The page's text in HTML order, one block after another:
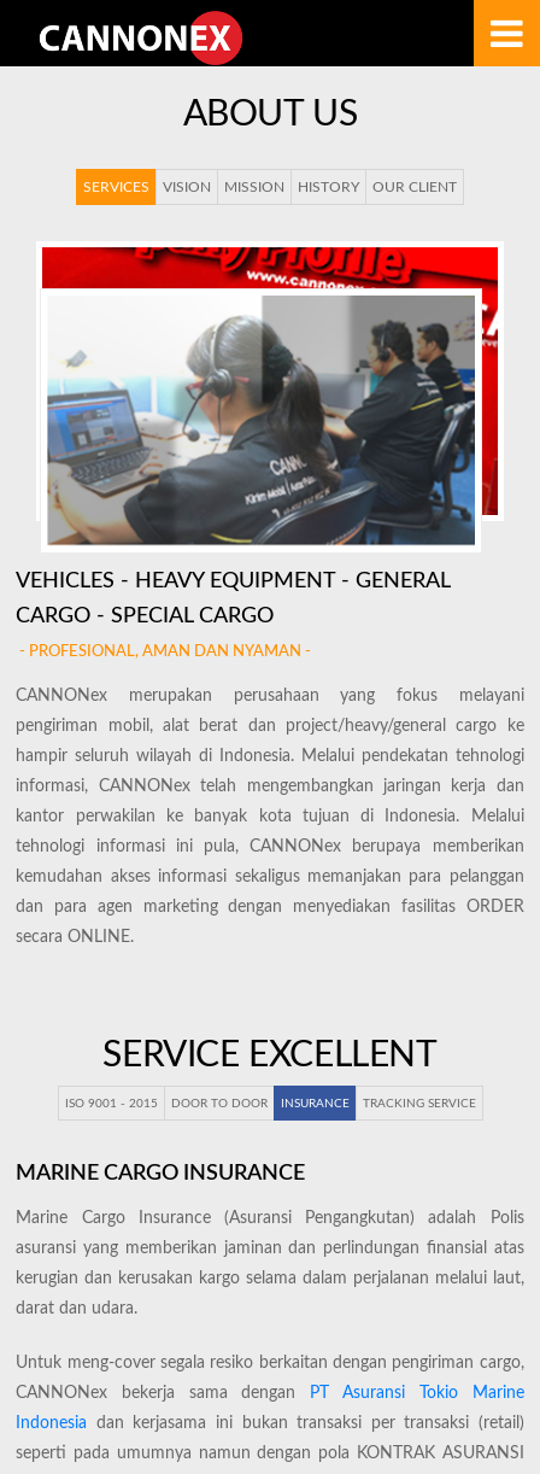
ABOUT US
SERVICES VISION MISSION HISTORY OUR CLIENT
VEHICLES - HEAVY EQUIPMENT - GENERAL
CARGO - SPECIAL CARGO
- PROFESIONAL, AMAN DAN NYAMAN -
CANNONex merupakan perusahaan yang fokus melayani
pengiriman mobil, alat berat dan project/heavy/general cargo ke
hampir seluruh wilayah di Indonesia. Melalui pendekatan tehnologi
informasi, CANNONex telah mengembangkan jaringan kerja dan
kantor perwakilan ke banyak kota tujuan di Indonesia. Melalui
tehnologi informasi ini pula, CANNONex berupaya memberikan
kemudahan akses informasi sekaligus memanjakan para pelanggan
dan para agen marketing dengan menyediakan fasilitas ORDER
secara ONLINE.
SERVICE EXCELLENT
ISO 9001 - 2015 DOOR TO DOOR INSURANCE TRACKING SERVICE
MARINE CARGO INSURANCE
Marine Cargo Insurance (Asuransi Pengangkutan) adalah Polis
asuransi yang memberikan jaminan dan perlindungan finansial atas
kerugian dan kerusakan kargo selama dalam perjalanan melalui laut,
darat dan udara.
Untuk meng-cover segala resiko berkaitan dengan pengiriman cargo,
CANNONex bekerja sama dengan
PT Asuransi Tokio Marine
Indonesia
dan kerjasama ini bukan transaksi per transaksi (retail)
seperti pada umumnya namun dengan pola KONTRAK ASURANSI